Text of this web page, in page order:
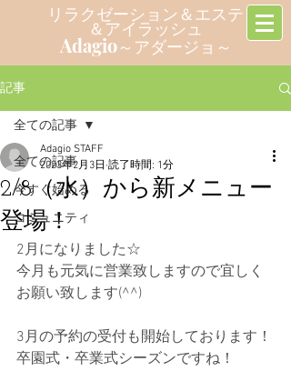
リラクゼーション＆エステ
＆アイラッシュ
Adagio～アダージョ～
記事
全ての記事
今すぐ始める
コミュニティ
全ての記事
2/8（水）から新メニュー
登場！
Adagio STAFF
2023年2月3日 読了時間: 1分
2月になりました☆
今月も元気に営業致しますので宜しく
お願い致します(^^)
3月の予約の受付も開始しております！
卒園式・卒業式シーズンですね！